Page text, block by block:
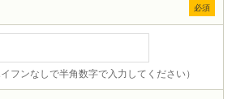
必須
ンなしで半角数字で入力してください）